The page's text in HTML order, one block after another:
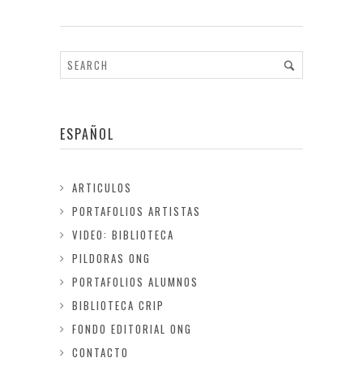
ESPAÑOL
ARTICULOS
PORTAFOLIOS ARTISTAS
VIDEO: BIBLIOTECA
PILDORAS ONG
PORTAFOLIOS ALUMNOS
BIBLIOTECA CRIP
FONDO EDITORIAL ONG
CONTACTO